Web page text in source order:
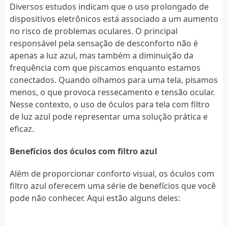
Diversos estudos indicam que o uso prolongado de
dispositivos eletrônicos está associado a um aumento
no risco de problemas oculares. O principal
responsável pela sensação de desconforto não é
apenas a luz azul, mas também a diminuição da
frequência com que piscamos enquanto estamos
conectados. Quando olhamos para uma tela, pisamos
menos, o que provoca ressecamento e tensão ocular.
Nesse contexto, o uso de óculos para tela com filtro
de luz azul pode representar uma solução prática e
eficaz.
Benefícios dos óculos com filtro azul
Além de proporcionar conforto visual, os óculos com
filtro azul oferecem uma série de benefícios que você
pode não conhecer. Aqui estão alguns deles: